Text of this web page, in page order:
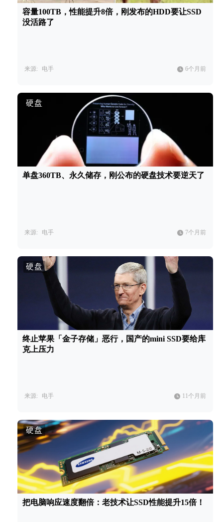
容量100TB，性能提升8倍，刚发布的HDD要让SSD
没活路了
来源: 电手 6个月前
硬盘
单盘360TB、永久储存，刚公布的硬盘技术要逆天了
来源: 电手 7个月前
硬盘
终止苹果「金子存储」恶行，国产的mini SSD要给库
克上压力
来源: 电手 11个月前
硬盘
把电脑响应速度翻倍：老技术让SSD性能提升15倍！